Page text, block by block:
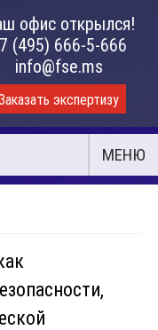
офис открылся!
(495) 666-5-666
info@fse.ms
экспертизу
МЕНЮ